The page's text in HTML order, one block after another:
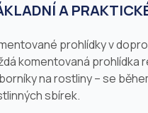
A
prohlídky v
komentovaná prohlídka
na rostliny – se
sbírek.